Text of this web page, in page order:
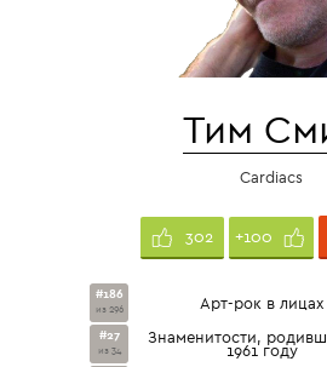
Тим
Cardiacs
302 +100
#186
из 296 Арт-рок в лицах
#27
из 34
Знаменитости,
1961 году